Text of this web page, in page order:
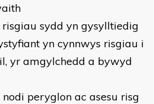
risgiau sydd yn gysylltiedig
yn cynnwys risgiau i
yr amgylchedd a bywyd
peryglon ac asesu risg